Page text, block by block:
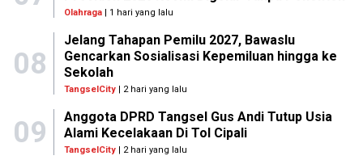
Olahraga| 1 hari yang lalu
08
Jelang Tahapan Pemilu 2027, Bawaslu
Gencarkan Sosialisasi Kepemiluan hingga ke
Sekolah
TangselCity| 2 hari yang lalu
09
Anggota DPRD Tangsel Gus Andi Tutup Usia
Alami Kecelakaan Di Tol Cipali
TangselCity| 2 hari yang lalu